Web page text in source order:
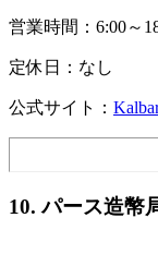
営業時間：6:00～
定休日：なし
公式サイト：
10. パース造幣